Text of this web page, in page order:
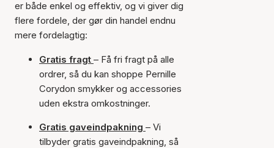
er både enkel og effektiv, og vi giver dig
flere fordele, der gør din handel endnu
mere fordelagtig:
Gratis fragt – Få fri fragt på alle
ordrer, så du kan shoppe Pernille
Corydon smykker og accessories
uden ekstra omkostninger.
Gratis gaveindpakning – Vi
tilbyder gratis gaveindpakning, så